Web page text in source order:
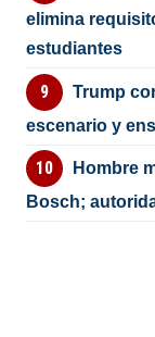
elimina
estudiantes
Trump
escenario y
Hombre
Bosch;